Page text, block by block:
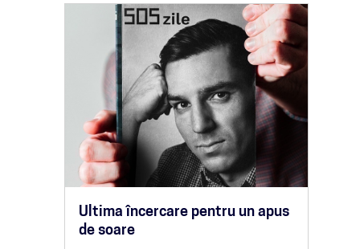
Ultima încercare pentru un apus
de soare